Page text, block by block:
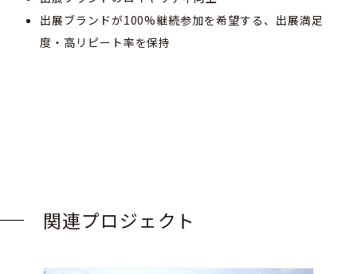
出展ブランドが100%継続参加を希望する、出展満足
度・高リピート率を保持
関連プロジェクト